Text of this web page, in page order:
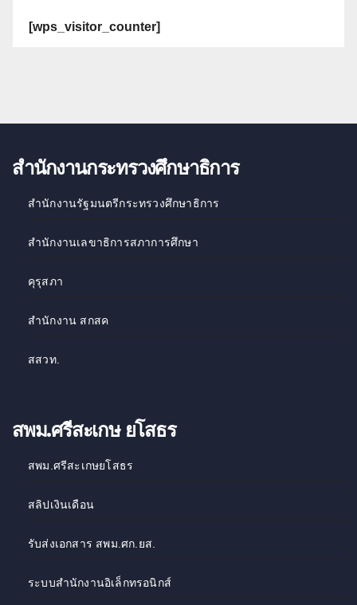
[wps_visitor_counter]
สำนักงานกระทรวงศึกษาธิการ
สำนักงานรัฐมนตรีกระทรวงศึกษาธิการ
สำนักงานเลขาธิการสภาการศึกษา
คุรุสภา
สำนักงาน สกสค
สสวท.
สพม.ศรีสะเกษ ยโสธร
สพม.ศรีสะเกษยโสธร
สลิปเงินเดือน
รับส่งเอกสาร สพม.ศก.ยส.
ระบบสำนักงานอิเล็กทรอนิกส์